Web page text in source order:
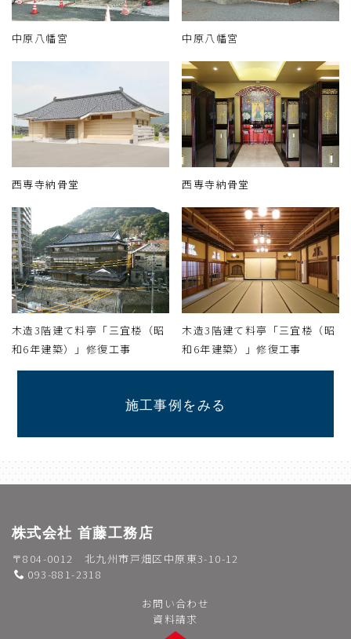
中原八幡宮 中原八幡宮
西専寺納骨堂 西専寺納骨堂
木造3階建て料亭「三宜楼（昭
和6年建築）」修復工事
木造3階建て料亭「三宜楼（昭
和6年建築）」修復工事
施工事例をみる
株式会社 首藤工務店
〒804-0012 北九州市戸畑区中原東3-10-12
093-881-2318
お問い合わせ
資料請求